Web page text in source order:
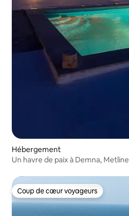
Hébergement
Un havre de paix à Demna, Metline
Coup de cœur voyageurs
Coup de cœur voyageurs